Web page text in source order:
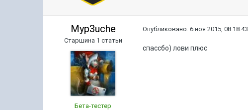
Myp3uche
Старшина 1 статьи
Бета-тестер
Опубликовано:6 ноя 2015, 08:18:43
спассбо) лови плюс